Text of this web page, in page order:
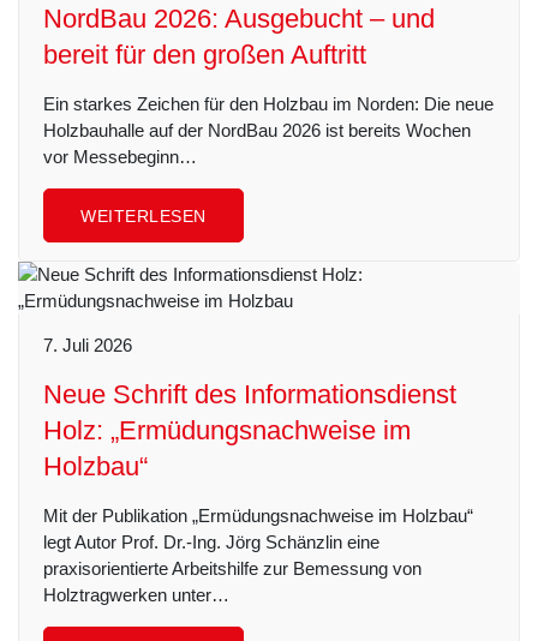
NordBau 2026: Ausgebucht – und
bereit für den großen Auftritt
Ein starkes Zeichen für den Holzbau im Norden: Die neue
Holzbauhalle auf der NordBau 2026 ist bereits Wochen
vor Messebeginn…
WEITERLESEN
7. Juli 2026
Neue Schrift des Informationsdienst
Holz: „Ermüdungsnachweise im
Holzbau“
Mit der Publikation „Ermüdungsnachweise im Holzbau“
legt Autor Prof. Dr.-Ing. Jörg Schänzlin eine
praxisorientierte Arbeitshilfe zur Bemessung von
Holztragwerken unter…